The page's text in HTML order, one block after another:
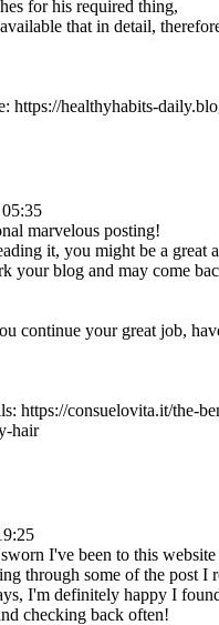
for his required thing,
that in detail,
https://healthyhabits-
marvelous posting!
it, you might be a great
your blog and may come
continue your great job,
https://consuelovita.it/the-
hair
I've been to this website
through some of the post I
I'm definitely happy I
checking back often!